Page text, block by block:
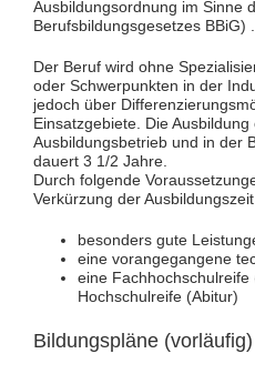
Ausbildungsordnung im Sinne
Berufsbildungsgesetzes BBiG)
Der Beruf wird ohne
oder Schwerpunkten in der
jedoch über
Einsatzgebiete. Die
Ausbildungsbetrieb und in der
dauert 3 1/2 Jahre.
Durch folgende
Verkürzung der
besonders gute
eine vorangegangene
eine
Hochschulreife (Abitur)
Bildungspläne (vorläufig)